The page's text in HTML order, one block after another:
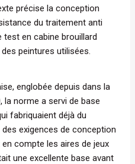
précise la conception
du traitement anti
en cabine brouillard
peintures utilisées.
englobée depuis dans la
la norme a servi de base
fabriquaient déjà du
exigences de conception
compte les aires de jeux
une excellente base avant